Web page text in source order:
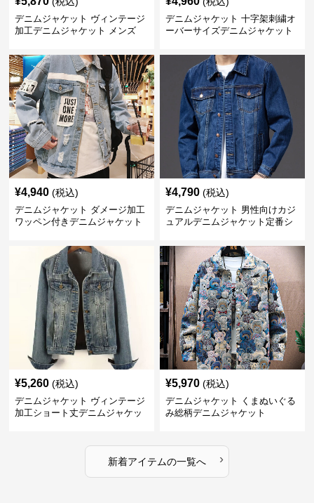
デニムジャケット ヴィンテージ
加工デニムジャケット メンズ
デニムジャケット 十字架刺繍オ
ーバーサイズデニムジャケット
¥4,940 (税込)
デニムジャケット ダメージ加工
ワッペン付きデニムジャケット
¥4,790 (税込)
デニムジャケット 男性向けカジ
ュアルデニムジャケット定番シ
¥5,260 (税込)
デニムジャケット ヴィンテージ
加工ショート丈デニムジャケッ
¥5,970 (税込)
デニムジャケット くまぬいぐる
み総柄デニムジャケット
新着アイテムの一覧へ ›